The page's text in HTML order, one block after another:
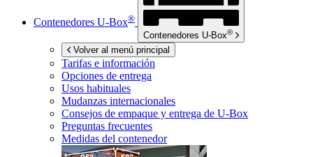
Contenedores U-Box®
Contenedores U-Box®
Volver al menú principal
Tarifas e información
Opciones de entrega
Usos habituales
Mudanzas internacionales
Consejos de empaque y entrega de U-Box
Preguntas frecuentes
Medidas del contenedor